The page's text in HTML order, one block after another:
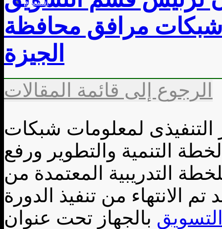
استعلام
شبكات مرافق محافظة
الجيزة
الرجوع إلى قائمة المقالات
التنفيذى لمعلومات شبكات
التنمية والتطوير ورفع
التدريبية المعتمدة من
الانتهاء من تنفيذ الدورة
بالجهاز تحت عنوان